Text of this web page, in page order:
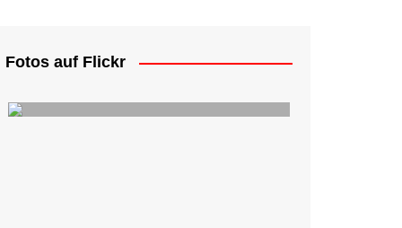
Fotos auf Flickr